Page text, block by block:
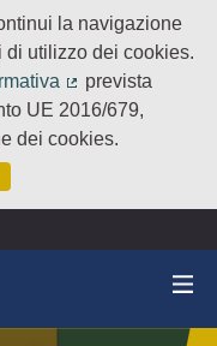
la navigazione
di utilizzo dei cookies.
(Collegamento
prevista
UE 2016/679,
dei cookies.